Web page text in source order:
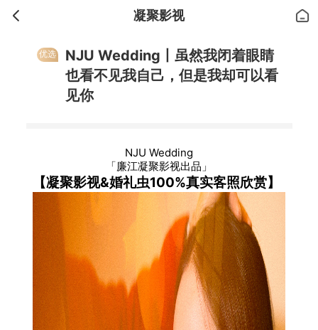
凝聚影视
优选
NJU Wedding丨虽然我闭着眼睛
也看不见我自己，但是我却可以看
见你
NJU Wedding
「廉江凝聚影视出品」
【凝聚影视&婚礼虫100%真实客照欣赏】